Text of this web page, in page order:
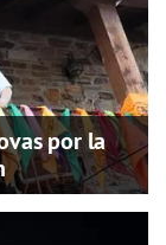
por la